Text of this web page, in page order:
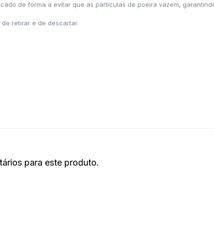
de forma a evitar que as partículas de poeira vazem,
retirar e de descartar.
para este produto.